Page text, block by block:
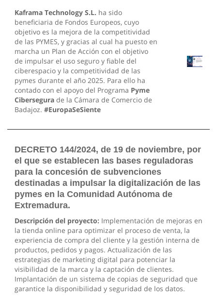
Kaframa Technology S.L. ha sido
beneficiaria de Fondos Europeos, cuyo
objetivo es la mejora de la competitividad
de las PYMES, y gracias al cual ha puesto en
marcha un Plan de Acción con el objetivo
de impulsar el uso seguro y fiable del
ciberespacio y la competitividad de las
pymes durante el año 2025. Para ello ha
contado con el apoyo del Programa Pyme
Cibersegura de la Cámara de Comercio de
Badajoz. #EuropaSeSiente
DECRETO 144/2024, de 19 de noviembre, por
el que se establecen las bases reguladoras
para la concesión de subvenciones
destinadas a impulsar la digitalización de las
pymes en la Comunidad Autónoma de
Extremadura.
Descripción del proyecto: Implementación de mejoras en
la tienda online para optimizar el proceso de venta, la
experiencia de compra del cliente y la gestión interna de
productos, pedidos y pagos. Actualización de las
estrategias de marketing digital para potenciar la
visibilidad de la marca y la captación de clientes.
Implantación de un sistema de copias de seguridad que
garantice la disponibilidad y seguridad de los datos.